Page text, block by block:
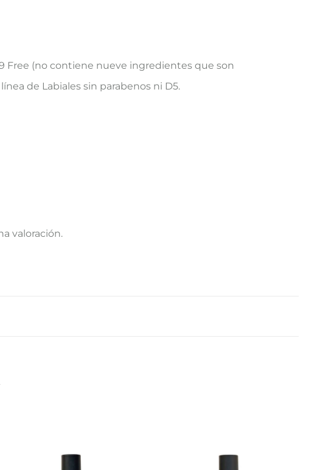
Free (no contiene nueve ingredientes que son
de Labiales sin parabenos ni D5.
valoración.